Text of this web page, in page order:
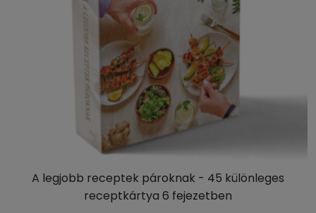
A legjobb receptek pároknak - 45 különleges
receptkártya 6 fejezetben